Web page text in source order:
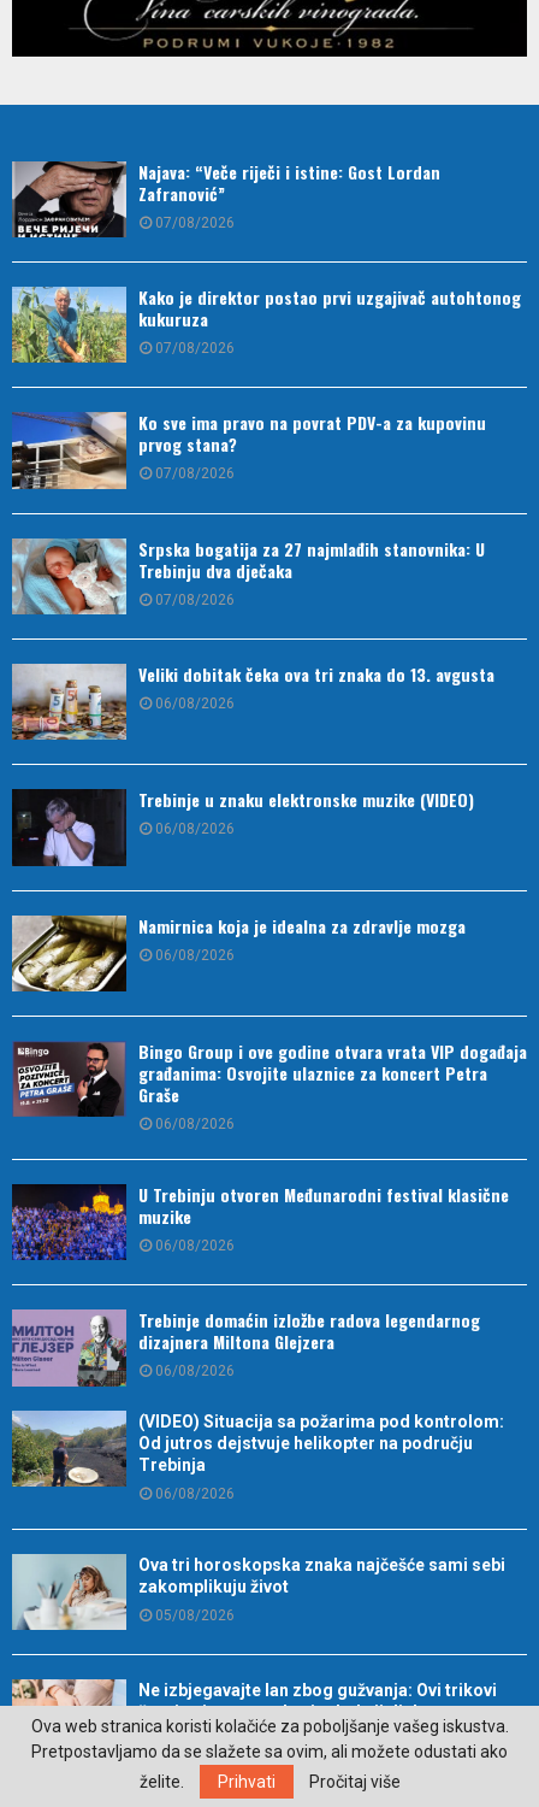
Najava: “Veče riječi i istine: Gost Lordan
Zafranović”
07/08/2026
Kako je direktor postao prvi uzgajivač autohtonog
kukuruza
07/08/2026
Ko sve ima pravo na povrat PDV-a za kupovinu
prvog stana?
07/08/2026
Srpska bogatija za 27 najmlađih stanovnika: U
Trebinju dva dječaka
07/08/2026
Veliki dobitak čeka ova tri znaka do 13. avgusta
06/08/2026
Trebinje u znaku elektronske muzike (VIDEO)
06/08/2026
Namirnica koja je idealna za zdravlje mozga
06/08/2026
Bingo Group i ove godine otvara vrata VIP događaja
građanima: Osvojite ulaznice za koncert Petra
Graše
06/08/2026
U Trebinju otvoren Međunarodni festival klasične
muzike
06/08/2026
Trebinje domaćin izložbe radova legendarnog
dizajnera Miltona Glejzera
06/08/2026
(VIDEO) Situacija sa požarima pod kontrolom:
Od jutros dejstvuje helikopter na području
Trebinja
06/08/2026
Ova tri horoskopska znaka najčešće sami sebi
zakomplikuju život
05/08/2026
Ne izbjegavajte lan zbog gužvanja: Ovi trikovi
čuvaju njegov uredan izgled cijeli dan
05/08/2026
Ova web stranica koristi kolačiće za poboljšanje vašeg iskustva.
Pretpostavljamo da se slažete sa ovim, ali možete odustati ako
želite.
Prihvati Pročitaj više